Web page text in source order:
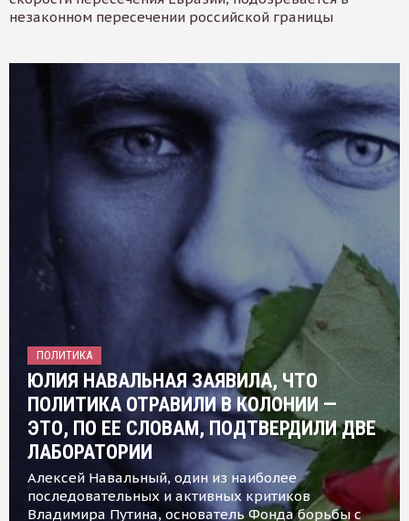
незаконном пересечении российской границы
ПОЛИТИКА
ЮЛИЯ НАВАЛЬНАЯ ЗАЯВИЛА, ЧТО
ПОЛИТИКА ОТРАВИЛИ В КОЛОНИИ —
ЭТО, ПО ЕЕ СЛОВАМ, ПОДТВЕРДИЛИ ДВЕ
ЛАБОРАТОРИИ
Алексей Навальный, один из наиболее
последовательных и активных критиков
Владимира Путина, основатель Фонда борьбы с